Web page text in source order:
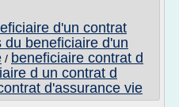
d'un contrat
du beneficiaire d'un
/ beneficiaire contrat d
d un contrat d
d'assurance vie